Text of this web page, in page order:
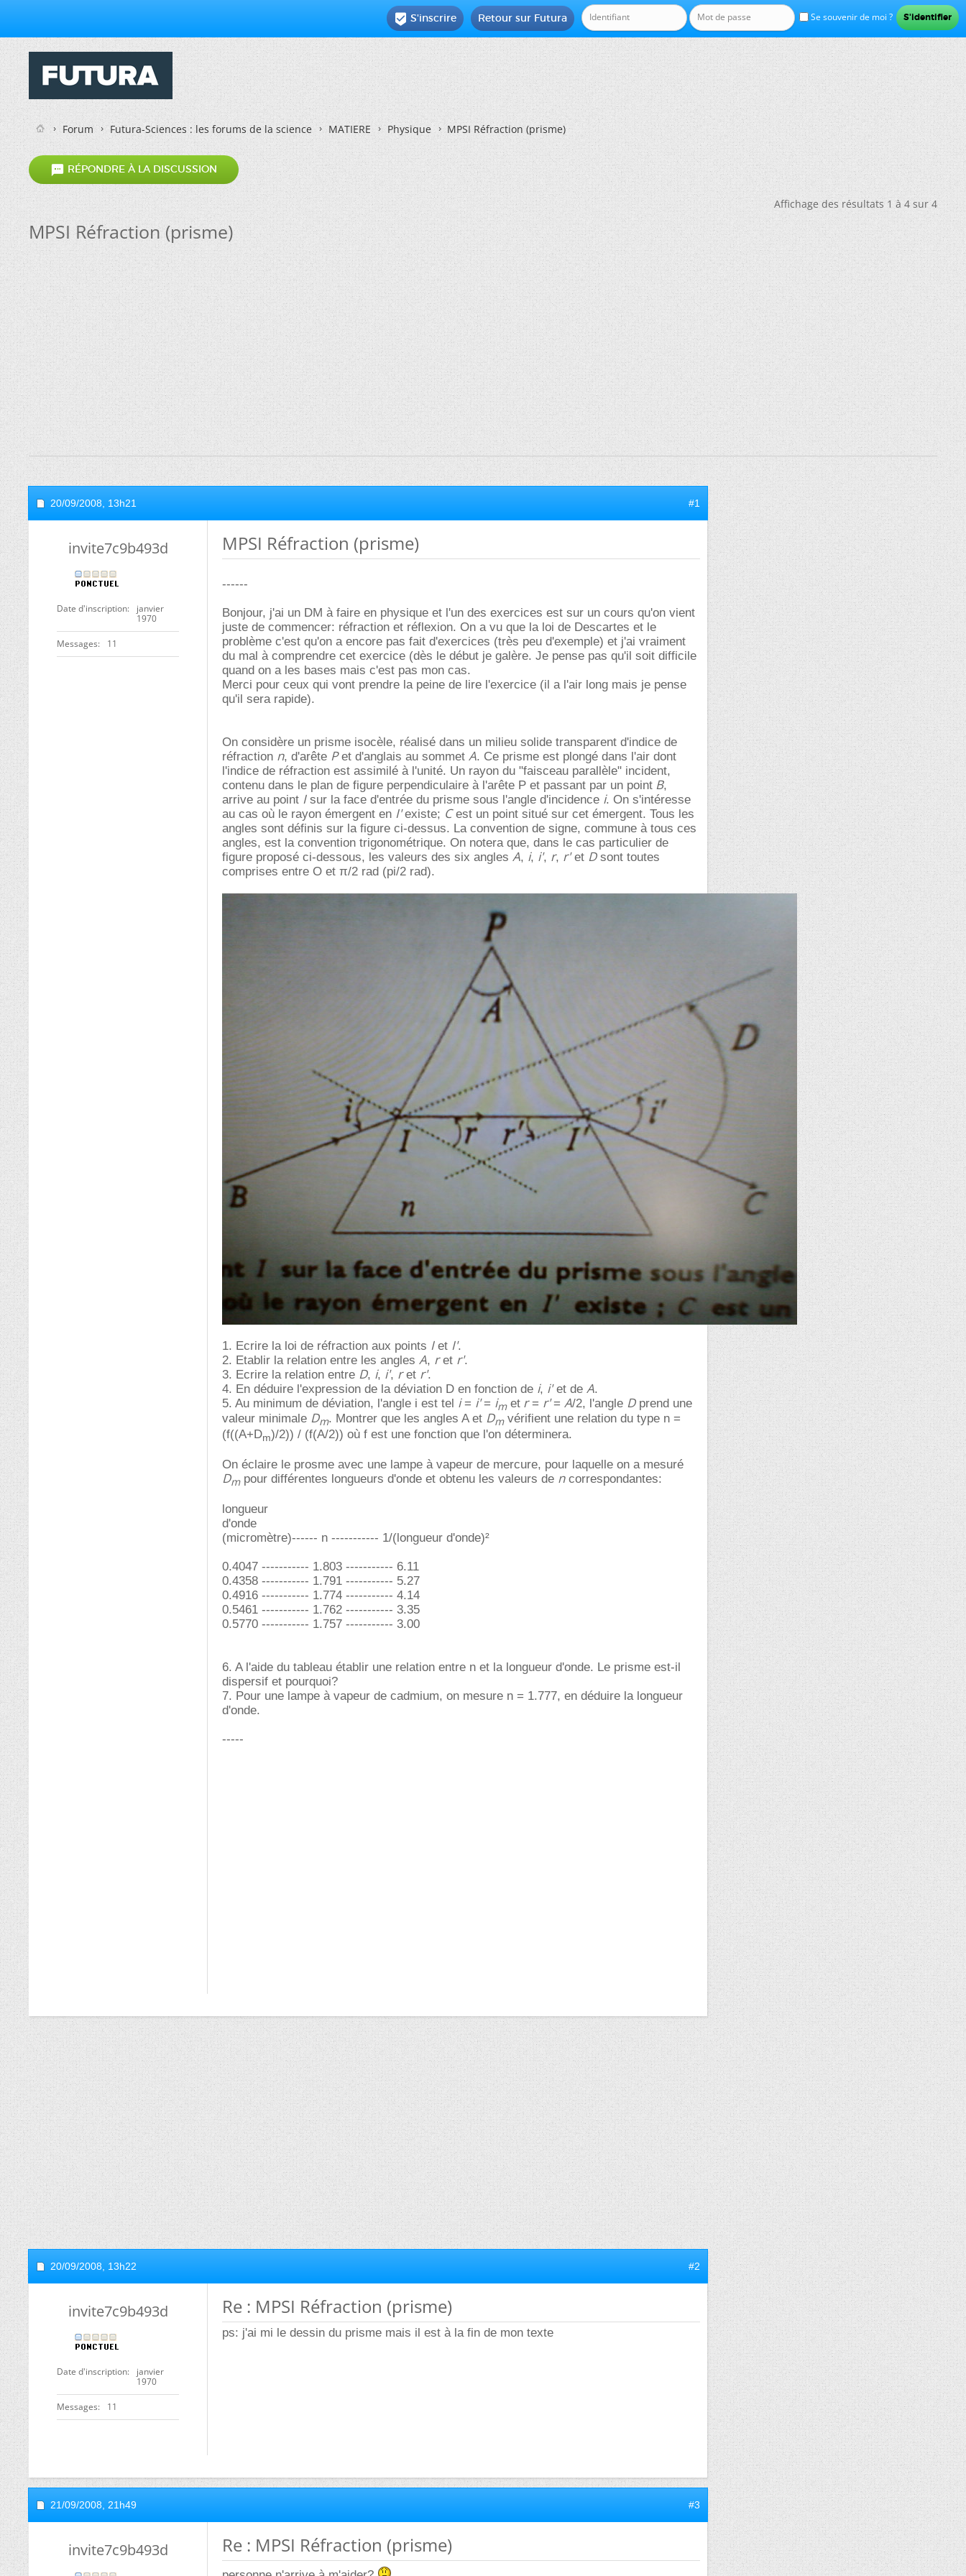
Se souvenir de moi ?
Retour sur Futura
 S'inscrire
Forum Futura-Sciences : les forums de la science MATIERE Physique MPSI Réfraction (prisme)
 RÉPONDRE À LA DISCUSSION
Affichage des résultats 1 à 4 sur 4
MPSI Réfraction (prisme)
20/09/2008, 13h21 #1
invite7c9b493d
Date d'inscription
janvier
1970
Messages 11
MPSI Réfraction (prisme)
------
Bonjour, j'ai un DM à faire en physique et l'un des exercices est sur un cours qu'on vient
juste de commencer: réfraction et réflexion. On a vu que la loi de Descartes et le
problème c'est qu'on a encore pas fait d'exercices (très peu d'exemple) et j'ai vraiment
du mal à comprendre cet exercice (dès le début je galère. Je pense pas qu'il soit difficile
quand on a les bases mais c'est pas mon cas.
Merci pour ceux qui vont prendre la peine de lire l'exercice (il a l'air long mais je pense
qu'il sera rapide).
On considère un prisme isocèle, réalisé dans un milieu solide transparent d'indice de
réfraction n, d'arête Pet d'anglais au sommet A. Ce prisme est plongé dans l'air dont
l'indice de réfraction est assimilé à l'unité. Un rayon du "faisceau parallèle" incident,
contenu dans le plan de figure perpendiculaire à l'arête P et passant par un point B,
arrive au point Isur la face d'entrée du prisme sous l'angle d'incidence i. On s'intéresse
au cas où le rayon émergent en I'existe; Cest un point situé sur cet émergent. Tous les
angles sont définis sur la figure ci-dessus. La convention de signe, commune à tous ces
angles, est la convention trigonométrique. On notera que, dans le cas particulier de
figure proposé ci-dessous, les valeurs des six angles A, i, i', r, r'et Dsont toutes
comprises entre O et π/2 rad (pi/2 rad).
1. Ecrire la loi de réfraction aux points Iet I'.
2. Etablir la relation entre les angles A, ret r'.
3. Ecrire la relation entre D, i, i', ret r'.
4. En déduire l'expression de la déviation D en fonction de i, i'et de A.
5. Au minimum de déviation, l'angle i est tel i= i'= imet r= r'= A/2, l'angle Dprend une
valeur minimale Dm. Montrer que les angles A et Dmvérifient une relation du type n =
(f((A+Dm)/2)) / (f(A/2)) où f est une fonction que l'on déterminera.
On éclaire le prosme avec une lampe à vapeur de mercure, pour laquelle on a mesuré
Dmpour différentes longueurs d'onde et obtenu les valeurs de ncorrespondantes:
longueur
d'onde
(micromètre)------ n ----------- 1/(longueur d'onde)²
0.4047 ----------- 1.803 ----------- 6.11
0.4358 ----------- 1.791 ----------- 5.27
0.4916 ----------- 1.774 ----------- 4.14
0.5461 ----------- 1.762 ----------- 3.35
0.5770 ----------- 1.757 ----------- 3.00
6. A l'aide du tableau établir une relation entre n et la longueur d'onde. Le prisme est-il
dispersif et pourquoi?
7. Pour une lampe à vapeur de cadmium, on mesure n = 1.777, en déduire la longueur
d'onde.
-----
20/09/2008, 13h22 #2
invite7c9b493d
Date d'inscription
janvier
1970
Messages 11
Re : MPSI Réfraction (prisme)
ps: j'ai mi le dessin du prisme mais il est à la fin de mon texte
21/09/2008, 21h49 #3
invite7c9b493d Re : MPSI Réfraction (prisme)